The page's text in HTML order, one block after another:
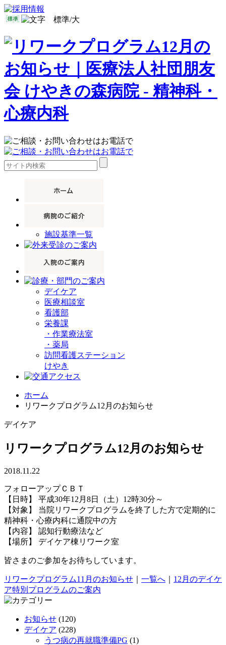
施設基準一覧
デイケア
医療相談室
看護部
栄養課
・ 作業療法室
・ 薬局
訪問看護ステーション
けやき
ホーム
リワークプログラム12月のお知らせ
デイケア
リワークプログラム12月のお知らせ
2018.11.22
フォローアップＣＢＴ
【日時】 平成30年12月8日（土）12時30分～
【対象】 当院リワークプログラムを終了した方で定期的に
精神科・心療内科に通院中の方
【内容】 認知行動療法など
【場所】 デイケア棟リワーク室
皆さまのご参加をお待ちしています。
リワークプログラム11月のお知らせ 一覧へ
12月のデイケ
ア特別プログラムのご案内
お知らせ (120)
デイケア (228)
うつ病の再就職準備PG (1)